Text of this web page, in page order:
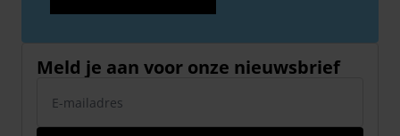
Meld je aan voor onze nieuwsbrief